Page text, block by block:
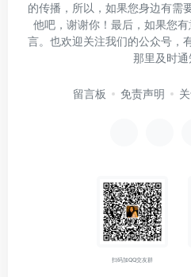
的传播，所以，如果您身边有需
他吧，谢谢你！最后，如果您
言。也欢迎关注我们的公众号，
那里及时通
留言板 免责声明
扫码加QQ交友群